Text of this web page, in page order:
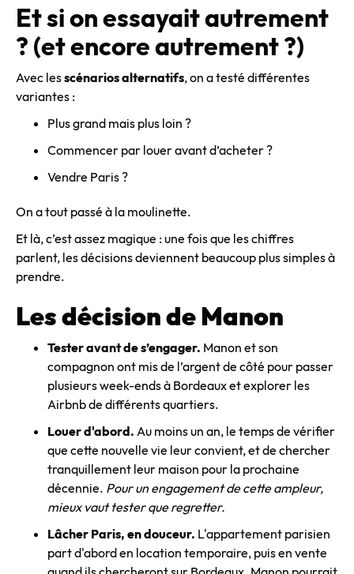
Et si on essayait autrement
? (et encore autrement ?)
Avec lesscénarios alternatifs, on a testé différentes
variantes :
Plus grand mais plus loin ?
Commencer par louer avant d’acheter ?
Vendre Paris ?
On a tout passé à la moulinette.
Et là, c’est assez magique : une fois que les chiffres
parlent, les décisions deviennent beaucoup plus simples à
prendre.
Les décision de Manon
Tester avant de s’engager. Manon et son
compagnon ont mis de l’argent de côté pour passer
plusieurs week-ends à Bordeaux et explorer les
Airbnb de différents quartiers.
Louer d'abord. Au moins un an, le temps de vérifier
que cette nouvelle vie leur convient, et de chercher
tranquillement leur maison pour la prochaine
décennie. Pour un engagement de cette ampleur,
mieux vaut tester que regretter.
Lâcher Paris, en douceur. L'appartement parisien
part d'abord en location temporaire, puis en vente